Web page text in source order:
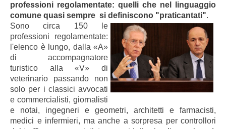
professioni regolamentate: quelli che nel linguaggio
comune quasi sempre si definiscono "praticantati".
Sono circa 150 le
professioni regolamentate:
l'elenco è lungo, dalla «A»
di accompagnatore
turistico alla «V» di
veterinario passando non
solo per i classici avvocati
e commercialisti, giornalisti
e notai, ingegneri e geometri, architetti e farmacisti,
medici e infermieri, ma anche a sorpresa per controllori